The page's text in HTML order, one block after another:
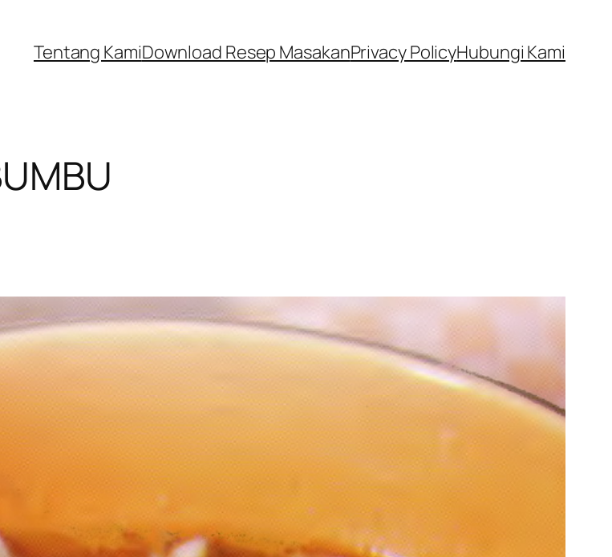
Tentang KamiDownload Resep MasakanPrivacy PolicyHubungi Kami